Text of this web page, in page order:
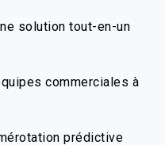
solution tout-en-un
commerciales à
prédictive